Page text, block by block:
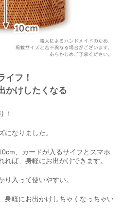
イフ！
かけしたくなる
！
になりました。
、カードが入るサイフとスマホ
ば、身軽にお出かけできます。
り入って使いやすい。
身軽にお出かけしちゃくなっちゃい